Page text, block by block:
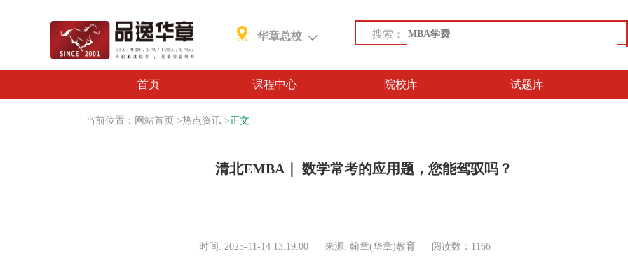
华章总校 搜索：
首页 课程中心 院校库 试题库
当前位置： 网站首页 >热点资讯 >正文
清北EMBA｜ 数学常考的应用题，您能驾驭吗？
时间: 2025-11-14 13:19:00 来源: 翰章(华章)教育 阅读数：1166